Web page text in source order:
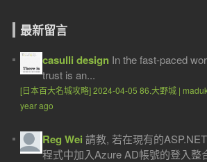
最新留言
casulli design In the fast-paced
trust is an...
[日本百大名城攻略] 2024-04-05 86.大野城 |
year ago
Reg Wei 請教, 若在現有的
程式中加入Azure AD帳號的登入整